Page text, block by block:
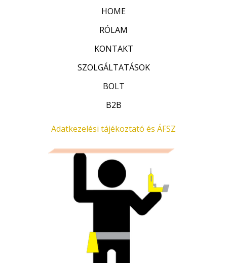
HOME
RÓLAM
KONTAKT
SZOLGÁLTATÁSOK
BOLT
B2B
Adatkezelési tájékoztató és ÁFSZ